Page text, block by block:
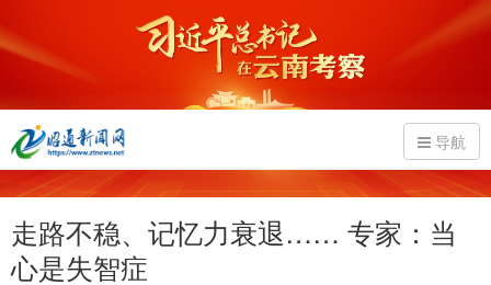
导航
走路不稳、记忆力衰退…… 专家：当
心是失智症